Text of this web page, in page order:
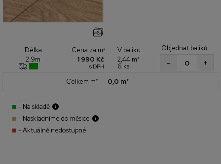
Délka
2.9m
Cena za m²
1 990 Kč
s DPH
V balíku
2,44 m²
6 ks
Objednat balíků
+
-
Celkem m² 0,0 m²
- Na skladě
- Naskladníme do měsíce
- Aktuálně nedostupné